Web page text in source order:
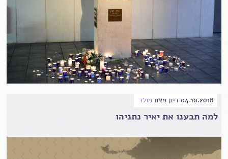
04.10.2018 דיון מאת מולד
למה תבענו את יאיר נתניהו